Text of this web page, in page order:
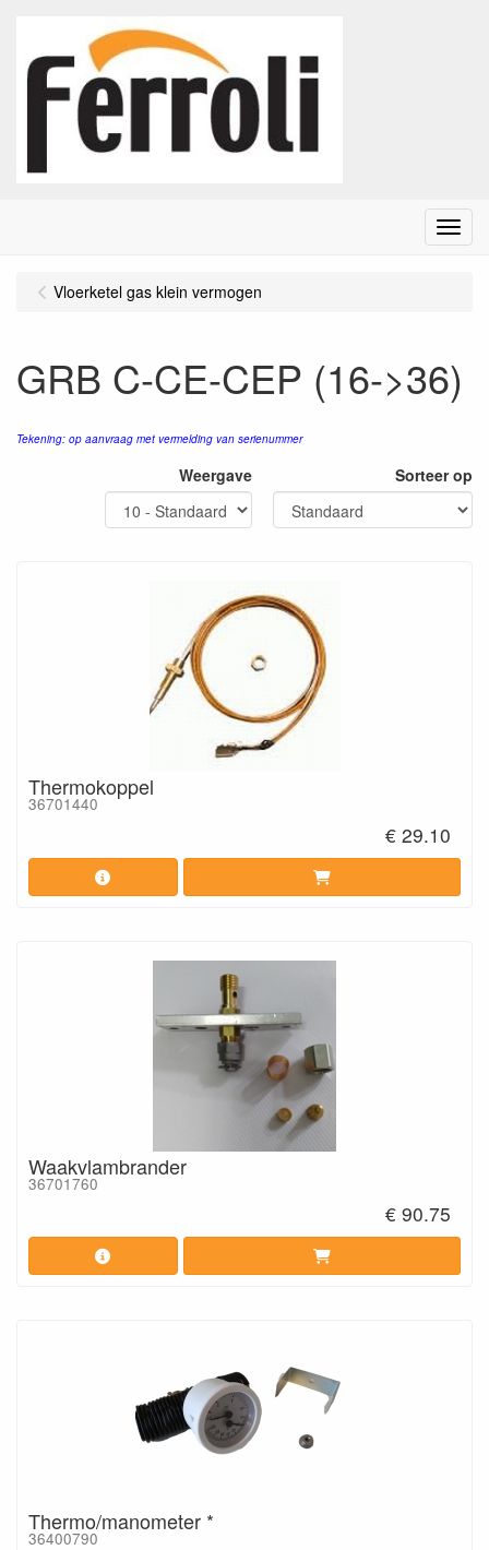
Menu
Vloerketel gas klein vermogen
GRB C-CE-CEP (16->36)
Tekening: op aanvraag met vermelding van serienummer
Weergave Sorteer op
Thermokoppel
36701440
€ 29.10
Waakvlambrander
36701760
€ 90.75
Thermo/manometer *
36400790